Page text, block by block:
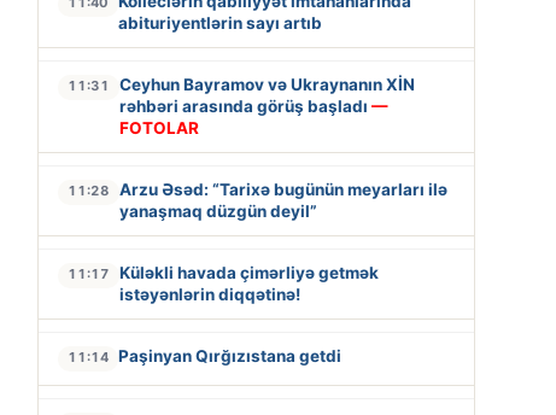
abituriyentlərin sayı artıb
11:31
Ceyhun Bayramov və Ukraynanın XİN
rəhbəri arasında görüş başladı —
FOTOLAR
11:28
Arzu Əsəd: “Tarixə bugünün meyarları ilə
yanaşmaq düzgün deyil”
11:17
Küləkli havada çimərliyə getmək
istəyənlərin diqqətinə!
11:14 Paşinyan Qırğızıstana getdi